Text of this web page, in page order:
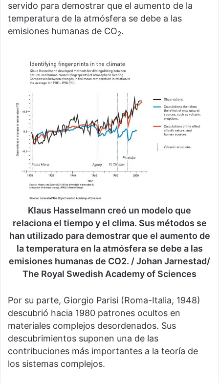
servido para demostrar que el aumento de la
temperatura de la atmósfera se debe a las
emisiones humanas de CO2.
Klaus Hasselmann creó un modelo que
relaciona el tiempo y el clima. Sus métodos se
han utilizado para demostrar que el aumento de
la temperatura en la atmósfera se debe a las
emisiones humanas de CO2. / Johan Jarnestad/
The Royal Swedish Academy of Sciences
Por su parte, Giorgio Parisi (Roma-Italia, 1948)
descubrió hacia 1980 patrones ocultos en
materiales complejos desordenados. Sus
descubrimientos suponen una de las
contribuciones más importantes a la teoría de
los sistemas complejos.